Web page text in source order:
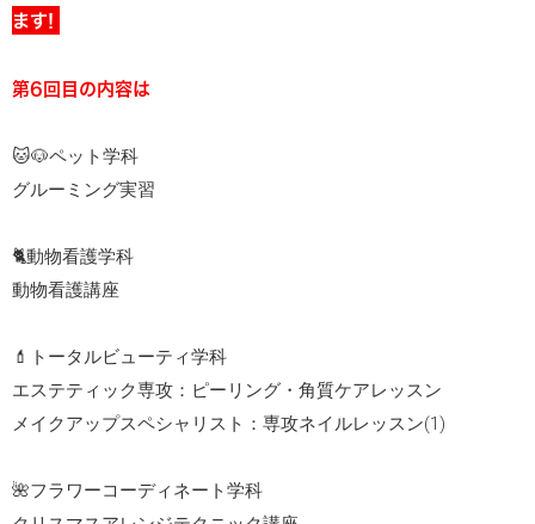
ます!
第6回目の内容は
🐱🐶ペット学科
グルーミング実習
🐈動物看護学科
動物看護講座
💄トータルビューティ学科
エステティック専攻：ピーリング・角質ケアレッスン
メイクアップスペシャリスト：専攻ネイルレッスン(1)
🌺フラワーコーディネート学科